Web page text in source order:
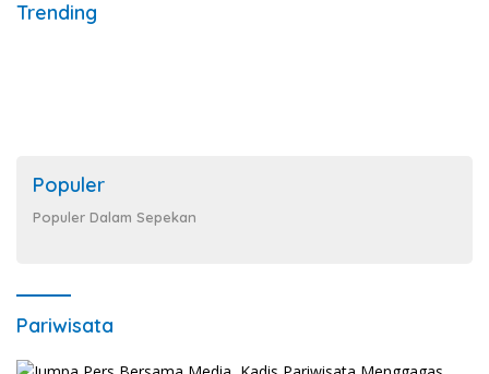
Trending
Populer
Populer Dalam Sepekan
Pariwisata